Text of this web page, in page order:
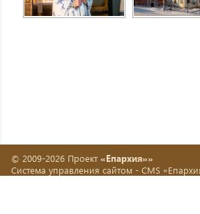
© 2009-2026 Проект «Епархия»»
Система управления сайтом - CMS